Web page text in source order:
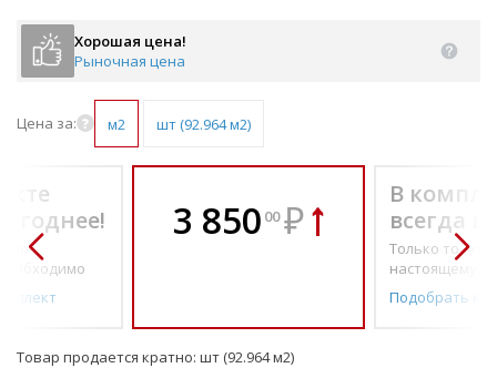
Хорошая цена!
Рыночная цена
Цена за: м2 шт (92.964 м2)
по-
3 850 00 ₽
В
всегда
Только то, что
настоящему
Подобрать
Товар продается кратно: шт (92.964 м2)